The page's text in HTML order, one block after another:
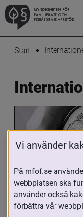
Start
Oavsett om du
Vi använder
På mfof.se
webbplatsen ska
använder också
förbättra vår